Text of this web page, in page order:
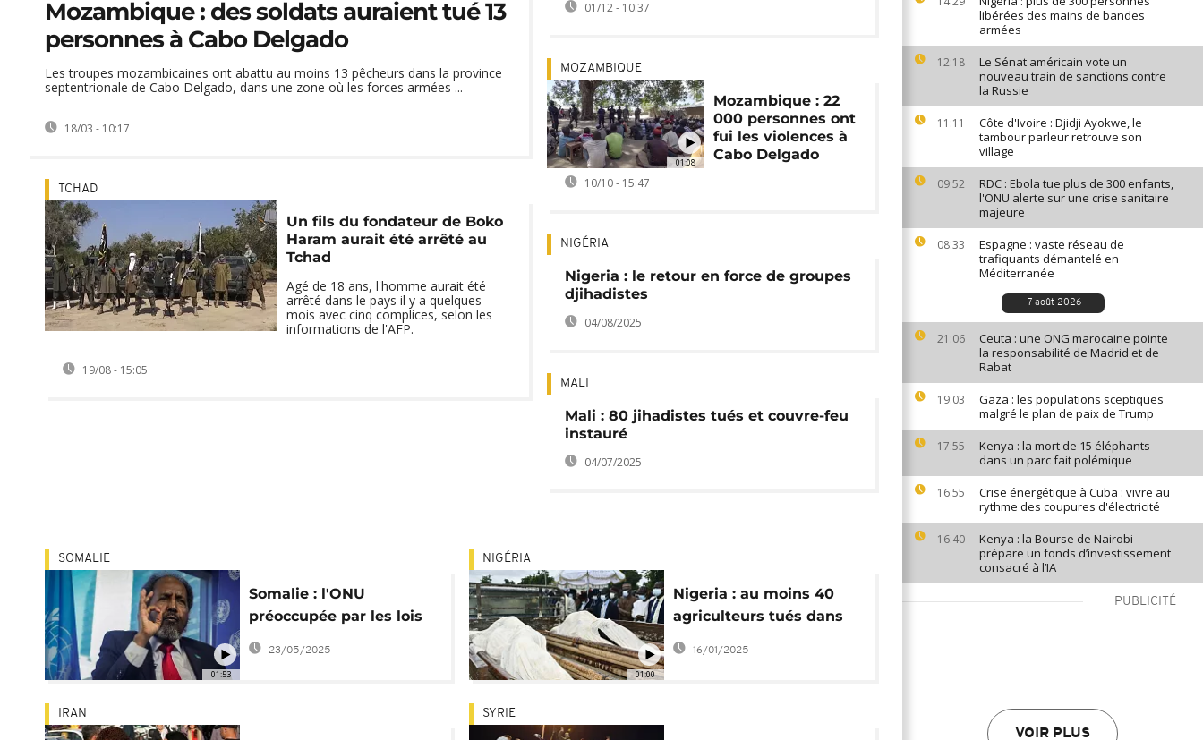
libérées des mains de bandes
armées
12:18
Le Sénat américain vote un
nouveau train de sanctions contre
la Russie
11:11
Côte d'Ivoire : Djidji Ayokwe, le
tambour parleur retrouve son
village
09:52
RDC : Ebola tue plus de 300 enfants,
l'ONU alerte sur une crise sanitaire
majeure
08:33
Espagne : vaste réseau de
trafiquants démantelé en
Méditerranée
7 août 2026
21:06
Ceuta : une ONG marocaine pointe
la responsabilité de Madrid et de
Rabat
19:03
Gaza : les populations sceptiques
malgré le plan de paix de Trump
17:55
Kenya : la mort de 15 éléphants
dans un parc fait polémique
16:55
Crise énergétique à Cuba : vivre au
rythme des coupures d'électricité
16:40
Kenya : la Bourse de Nairobi
prépare un fonds d’investissement
consacré à l’IA
PUBLICITÉ
VOIR PLUS
Mozambique : des soldats auraient tué 13
personnes à Cabo Delgado
Les troupes mozambicaines ont abattu au moins 13 pêcheurs dans la province
septentrionale de Cabo Delgado, dans une zone où les forces armées ...
18/03 - 10:17
TCHAD
Un fils du fondateur de Boko
Haram aurait été arrêté au
Tchad
Agé de 18 ans, l'homme aurait été
arrêté dans le pays il y a quelques
mois avec cinq complices, selon les
informations de l'AFP.
19/08 - 15:05
01/12 - 10:37
01:08
MOZAMBIQUE
Mozambique : 22
000 personnes ont
fui les violences à
Cabo Delgado
10/10 - 15:47
NIGÉRIA
Nigeria : le retour en force de groupes
djihadistes
04/08/2025
MALI
Mali : 80 jihadistes tués et couvre-feu
instauré
04/07/2025
01:53
SOMALIE
Somalie : l'ONU
préoccupée par les lois
anti-terrorisme
23/05/2025
01:00
NIGÉRIA
Nigeria : au moins 40
agriculteurs tués dans
une attaque de Boko
Haram
16/01/2025
IRAN SYRIE